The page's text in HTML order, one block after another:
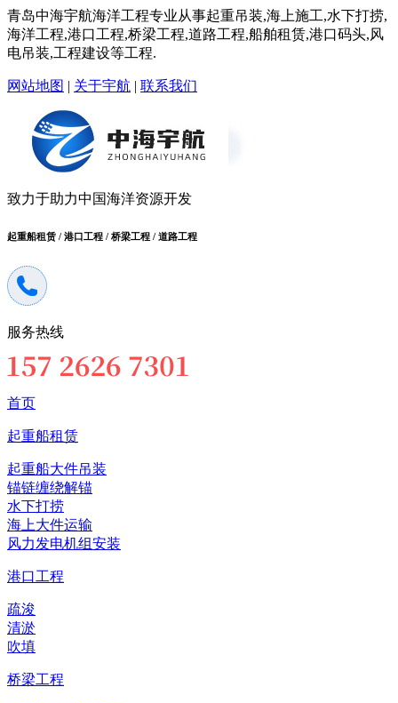
青岛中海宇航海洋工程专业从事起重吊装,海上施工,水下打捞,
海洋工程,港口工程,桥梁工程,道路工程,船舶租赁,港口码头,风
电吊装,工程建设等工程.
网站地图 | 关于宇航 | 联系我们
致力于助力中国海洋资源开发
起重船租赁 / 港口工程 / 桥梁工程 / 道路工程
服务热线
首页
起重船租赁
起重船大件吊装
锚链缠绕解锚
水下打捞
海上大件运输
风力发电机组安装
港口工程
疏浚
清淤
吹填
桥梁工程